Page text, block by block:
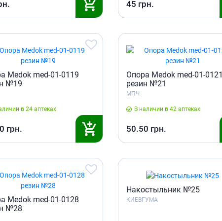
для
железы
препараты
для лечения
от гепатита C
для печени
препараты
препараты
Препараты для нервной
системы
Противосудорожные
Препараты для лечения
эпилепсии
Снотворные препараты
Успокоительные препараты
Антидепрессанты
Препараты для улучшения
памяти
Транквилизаторы
(анксиолитики)
никотиновой зависимости
Средства от похмелья
Препараты от головокружения
45 грн.
Medok med-01-0119
№19
в 24 аптеках
грн.
Опора Medok med-01-0121
резин №21
МПЧ
В наличии в 42 аптеках
50.50 грн.
Medok med-01-0128
№28
Накостыльник №25
КИЕВГУМА